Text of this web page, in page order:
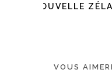
NOUVELLE
VOUS